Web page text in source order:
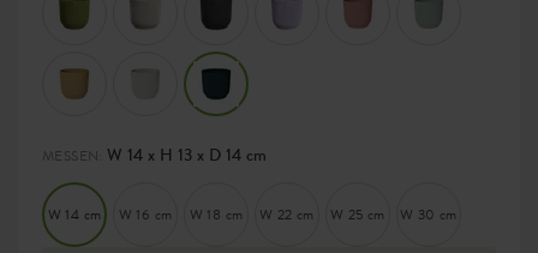
MESSEN: W 14 x H 13 x D 14 cm
W 14 cm W 16 cm W 18 cm W 22 cm W 25 cm W 30 cm